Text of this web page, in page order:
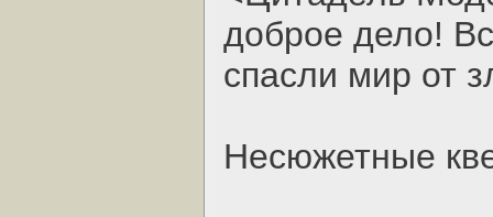
доброе дело!
спасли мир от
Несюжетные